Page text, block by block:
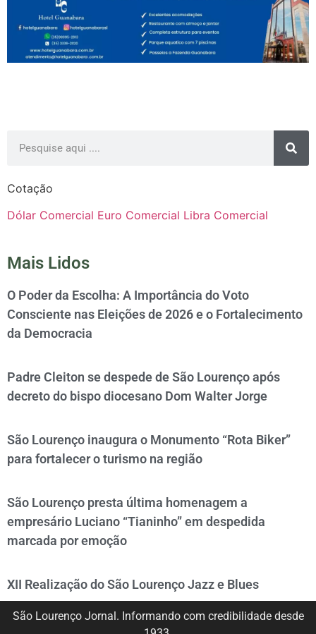
Cotação
Dólar Comercial Euro Comercial Libra Comercial
Mais Lidos
O Poder da Escolha: A Importância do Voto
Consciente nas Eleições de 2026 e o Fortalecimento
da Democracia
Padre Cleiton se despede de São Lourenço após
decreto do bispo diocesano Dom Walter Jorge
São Lourenço inaugura o Monumento “Rota Biker”
para fortalecer o turismo na região
São Lourenço presta última homenagem a
empresário Luciano “Tianinho” em despedida
marcada por emoção
XII Realização do São Lourenço Jazz e Blues
São Lourenço Jornal. Informando com credibilidade desde